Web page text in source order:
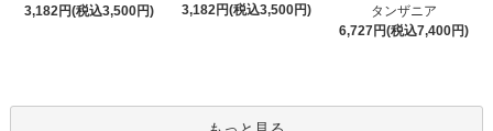
3,182円(税込3,500円)
3,182円(税込3,500円)
タンザニア
6,727円(税込7,400円)